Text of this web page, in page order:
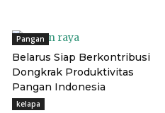
Pangan
Belarus Siap Berkontribusi
Dongkrak Produktivitas
Pangan Indonesia
kelapa